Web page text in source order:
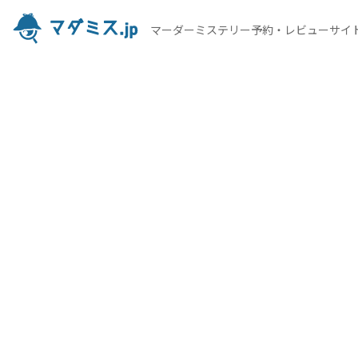
マーダーミステリー予約・レビューサイ